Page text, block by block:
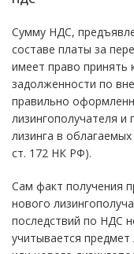
Сумму НДС,
составе платы за
имеет право принять
задолженности по
правильно
лизингополучателя и
лизинга в
ст. 172 НК РФ).
Сам факт получения
нового
последствий по НДС
учитывается предмет